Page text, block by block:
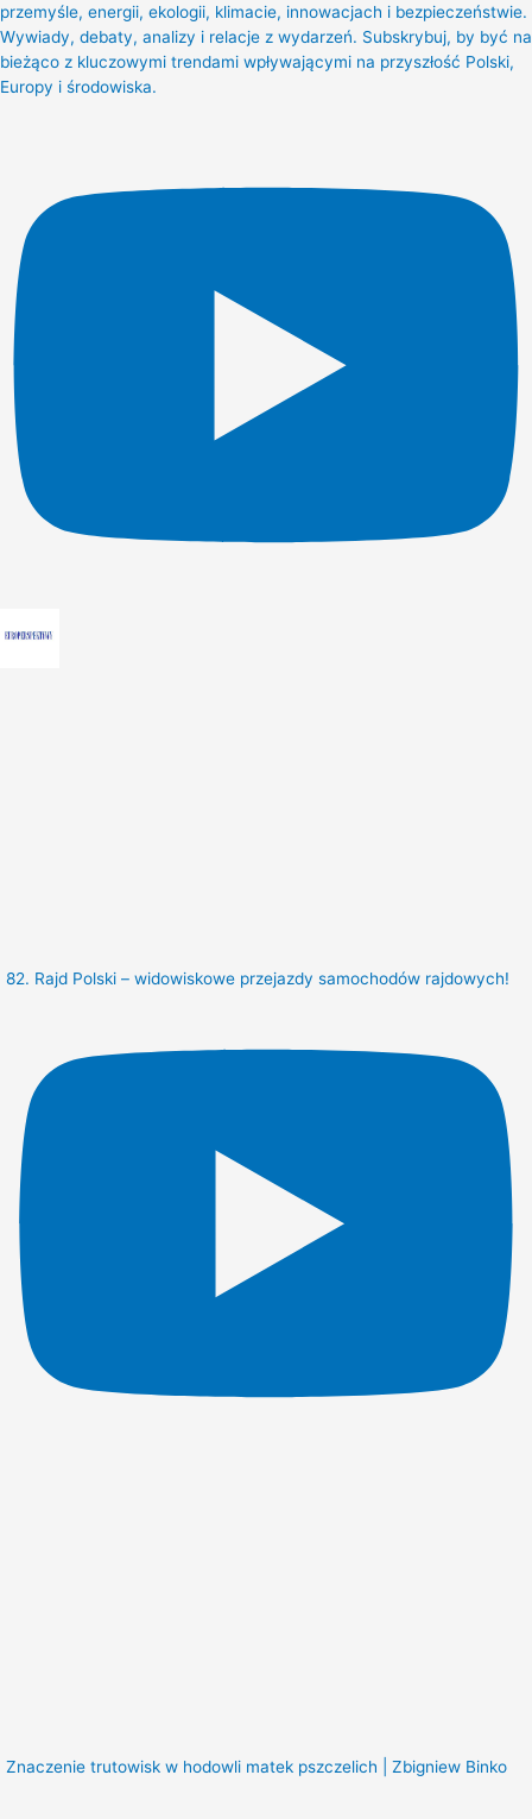
przemyśle, energii, ekologii, klimacie, innowacjach i bezpieczeństwie.
Wywiady, debaty, analizy i relacje z wydarzeń. Subskrybuj, by być na
bieżąco z kluczowymi trendami wpływającymi na przyszłość Polski,
Europy i środowiska.
82. Rajd Polski – widowiskowe przejazdy samochodów rajdowych!
Znaczenie trutowisk w hodowli matek pszczelich | Zbigniew Binko